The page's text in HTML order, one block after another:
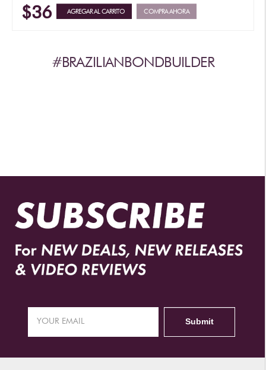
$36 AGREGAR AL CARRITO COMPRA AHORA
#BRAZILIANBONDBUILDER